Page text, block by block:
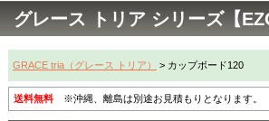
グレース トリア シリーズ【
GRACE tria（グレース トリア） > カップボード120
送料無料※沖縄、離島は別途お見積もりとなります。